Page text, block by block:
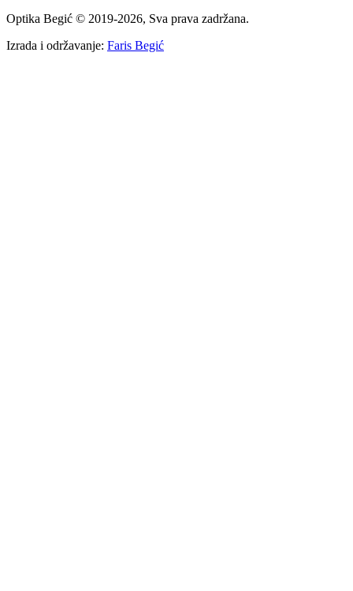
Optika Begić © 2019-2026, Sva prava zadržana.
Izrada i održavanje: Faris Begić